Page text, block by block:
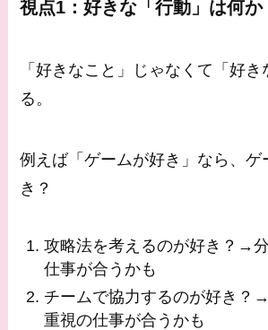
視点1：好きな「行動」は何か
「好きなこと」じゃなくて「好き
る。
例えば「ゲームが好き」なら、ゲ
き？
攻略法を考えるのが好き？→
仕事が合うかも
チームで協力するのが好き？
重視の仕事が合うかも